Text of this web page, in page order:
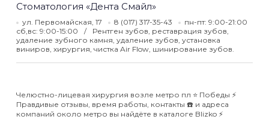
Стоматология «Дента Смайл»
ул. Первомайская, 17 8 (017) 317-35-43
пн-пт: 9:00-21:00
сб,вс: 9:00-15:00
Рентген зубов, реставрация зубов,
удаление зубного камня, удаление зубов, установка
виниров, хирургия, чистка Air Flow, шинирование зубов.
Челюстно-лицевая хирургия возле метро пл ⭐️ Победы ⚡️
Правдивые отзывы, время работы, контакты ☎️ и адреса
компаний около метро вы найдёте в каталоге Blizko ⚡️